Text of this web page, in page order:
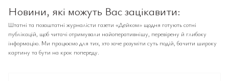
Новини, які можуть Вас зацікавити:
Штатні та позаштатні журналісти газети «Дейком» щодня готують сотні
публікацій, щоб читачі отримували найоперативнішу, перевірену й глибоку
інформацію. Ми працюємо для тих, хто хоче розуміти суть подій, бачити широку
картину та бути на крок попереду.